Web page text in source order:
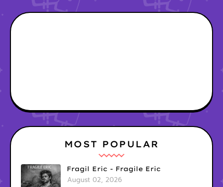
MOST POPULAR
Fragil Eric - Fragile Eric
August 02, 2026